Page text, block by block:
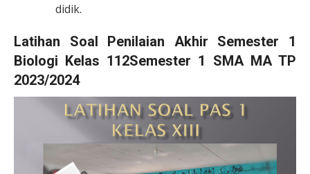
didik.
Latihan Soal Penilaian Akhir Semester 1
Biologi Kelas 112Semester 1 SMA MA TP
2023/2024